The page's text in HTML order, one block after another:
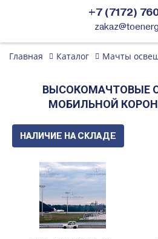
+7 (7172)
Главная Каталог Мачты
ВЫСОКОМАЧТОВЫЕ
МОБИЛЬНОЙ
НАЛИЧИЕ НА СКЛАДЕ